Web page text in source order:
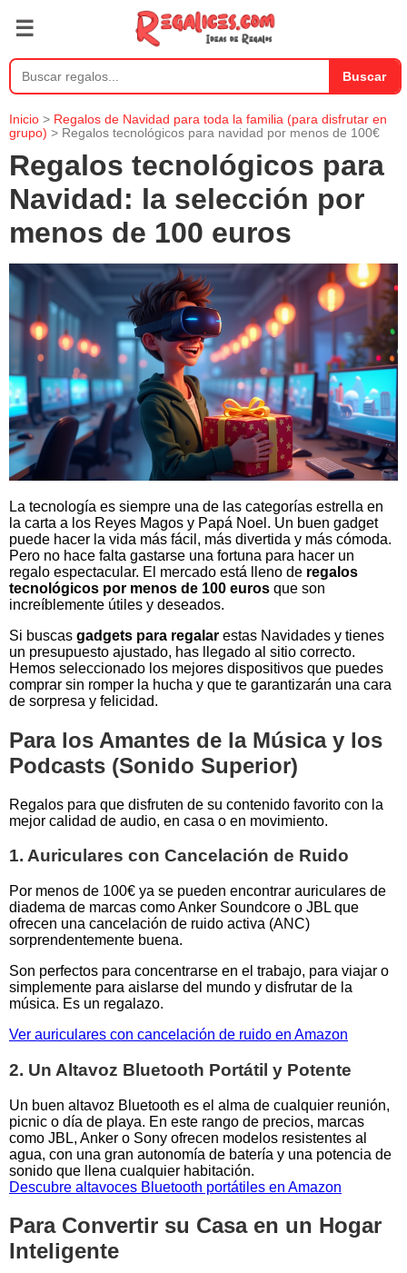
☰
Buscar
Inicio > Regalos de Navidad para toda la familia (para disfrutar en
grupo) > Regalos tecnológicos para navidad por menos de 100€
Regalos tecnológicos para
Navidad: la selección por
menos de 100 euros
La tecnología es siempre una de las categorías estrella en
la carta a los Reyes Magos y Papá Noel. Un buen gadget
puede hacer la vida más fácil, más divertida y más cómoda.
Pero no hace falta gastarse una fortuna para hacer un
regalo espectacular. El mercado está lleno de regalos
tecnológicos por menos de 100 euros que son
increíblemente útiles y deseados.
Si buscas gadgets para regalar estas Navidades y tienes
un presupuesto ajustado, has llegado al sitio correcto.
Hemos seleccionado los mejores dispositivos que puedes
comprar sin romper la hucha y que te garantizarán una cara
de sorpresa y felicidad.
Para los Amantes de la Música y los
Podcasts (Sonido Superior)
Regalos para que disfruten de su contenido favorito con la
mejor calidad de audio, en casa o en movimiento.
1. Auriculares con Cancelación de Ruido
Por menos de 100€ ya se pueden encontrar auriculares de
diadema de marcas como Anker Soundcore o JBL que
ofrecen una cancelación de ruido activa (ANC)
sorprendentemente buena.
Son perfectos para concentrarse en el trabajo, para viajar o
simplemente para aislarse del mundo y disfrutar de la
música. Es un regalazo.
Ver auriculares con cancelación de ruido en Amazon
2. Un Altavoz Bluetooth Portátil y Potente
Un buen altavoz Bluetooth es el alma de cualquier reunión,
picnic o día de playa. En este rango de precios, marcas
como JBL, Anker o Sony ofrecen modelos resistentes al
agua, con una gran autonomía de batería y una potencia de
sonido que llena cualquier habitación.
Descubre altavoces Bluetooth portátiles en Amazon
Para Convertir su Casa en un Hogar
Inteligente